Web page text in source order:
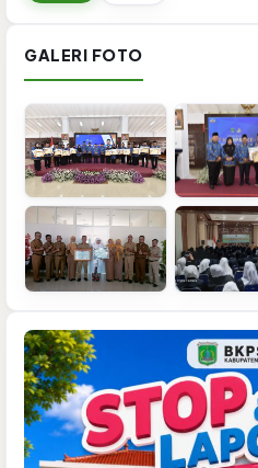
GALERI FOTO